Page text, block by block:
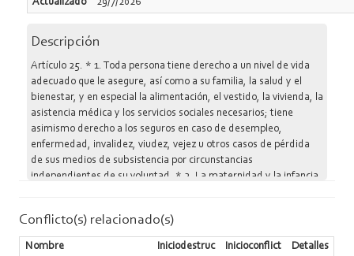
Actualizado
29/7/2026
Descripción
Artículo 25. * 1. Toda persona tiene derecho a un nivel de vida
adecuado que le asegure, así como a su familia, la salud y el
bienestar, y en especial la alimentación, el vestido, la vivienda, la
asistencia médica y los servicios sociales necesarios; tiene
asimismo derecho a los seguros en caso de desempleo,
enfermedad, invalidez, viudez, vejez u otros casos de pérdida
de sus medios de subsistencia por circunstancias
independientes de su voluntad. * 2. La maternidad y la infancia
derecho a igual protección social.
Conflicto(s) relacionado(s)
Nombre Iniciodestruc Inicioconflict
Detalles